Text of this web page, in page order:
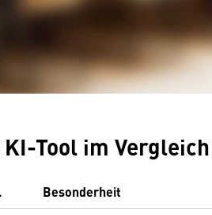
Tool im Vergleich
Besonderheit